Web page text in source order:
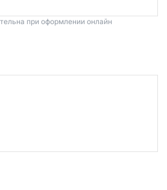
при оформлении онлайн